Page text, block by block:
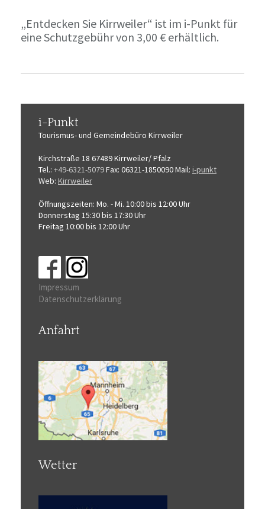
„Entdecken Sie Kirrweiler“ ist im i-Punkt für
eine Schutzgebühr von 3,00 € erhältlich.
i-Punkt
Tourismus-und Gemeindebüro Kirrweiler
Kirchstraße 18 67489 Kirrweiler/ Pfalz
Tel.: +49-6321-5079Fax: 06321-1850090Mail: i-punkt
Web: Kirrweiler
Öffnungszeiten: Mo. - Mi. 10:00 bis 12:00 Uhr
Donnerstag 15:30 bis 17:30 Uhr
Freitag 10:00 bis 12:00 Uhr
Impressum
Datenschutzerklärung
Anfahrt
Wetter